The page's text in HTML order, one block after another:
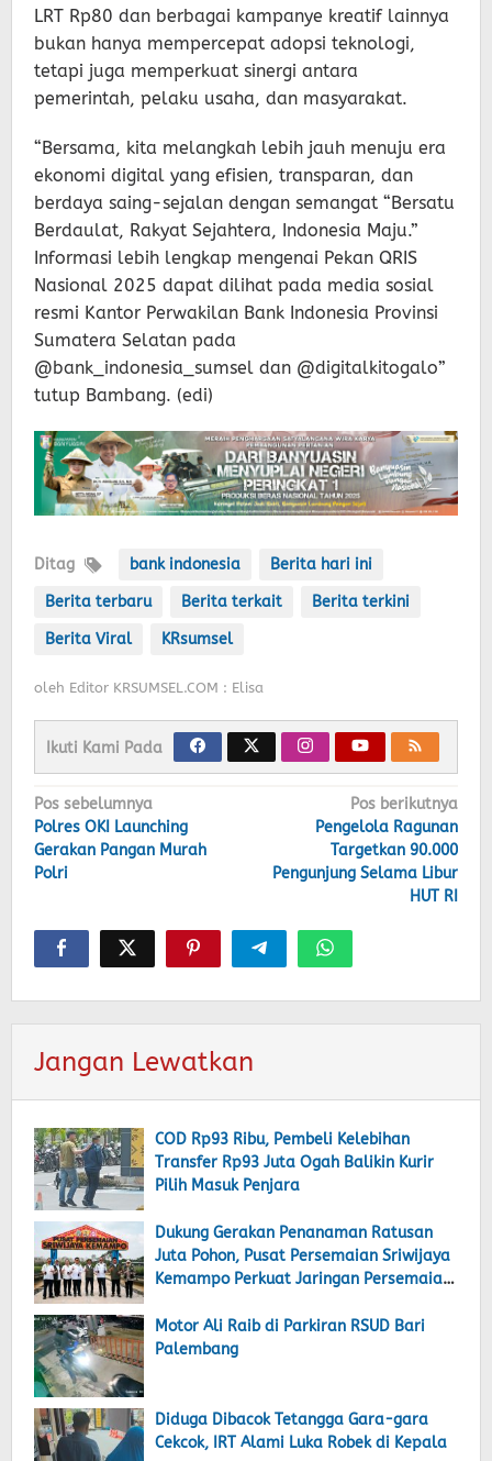
LRT Rp80 dan berbagai kampanye kreatif lainnya
bukan hanya mempercepat adopsi teknologi,
tetapi juga memperkuat sinergi antara
pemerintah, pelaku usaha, dan masyarakat.
“Bersama, kita melangkah lebih jauh menuju era
ekonomi digital yang efisien, transparan, dan
berdaya saing-sejalan dengan semangat “Bersatu
Berdaulat, Rakyat Sejahtera, Indonesia Maju.”
Informasi lebih lengkap mengenai Pekan QRIS
Nasional 2025 dapat dilihat pada media sosial
resmi Kantor Perwakilan Bank Indonesia Provinsi
Sumatera Selatan pada
@bank_indonesia_sumsel dan @digitalkitogalo”
tutup Bambang. (edi)
Ditag bank indonesia
Berita hari ini
Berita terbaru
Berita terkait
Berita terkini
Berita Viral
KRsumsel
oleh Editor KRSUMSEL.COM : Elisa
Ikuti Kami Pada
Navigasi
pos
Pos sebelumnya
Polres OKI Launching
Gerakan Pangan Murah
Polri
Pos berikutnya
Pengelola Ragunan
Targetkan 90.000
Pengunjung Selama Libur
HUT RI
Jangan Lewatkan
COD Rp93 Ribu, Pembeli Kelebihan
Transfer Rp93 Juta Ogah Balikin Kurir
Pilih Masuk Penjara
Dukung Gerakan Penanaman Ratusan
Juta Pohon, Pusat Persemaian Sriwijaya
Kemampo Perkuat Jaringan Persemaian
Motor Ali Raib di Parkiran RSUD Bari
Palembang
Diduga Dibacok Tetangga Gara-gara
Cekcok, IRT Alami Luka Robek di Kepala